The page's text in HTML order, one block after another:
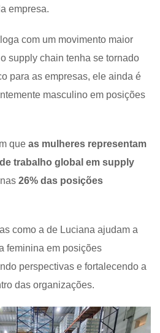
empresa.
com um movimento maior
supply chain tenha se tornado
para as empresas, ele ainda é
masculino em posições
que as mulheres representam
trabalho global em supply
26% das posições
como a de Luciana ajudam a
feminina em posições
perspectivas e fortalecendo a
das organizações.